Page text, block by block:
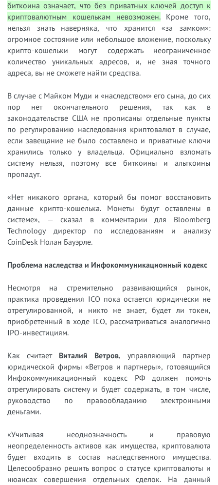
биткоина означает, что без приватных ключей доступ к
криптовалютным кошелькам невозможен.Кроме того,
нельзя знать наверняка, что хранится «за замком»:
огромное состояние или небольшое вложение, поскольку
крипто-кошельки могут содержать неограниченное
количество уникальных адресов, и, не зная точного
адреса, вы не сможете найти средства.
В случае с Майком Муди и «наследством» его сына, до сих
пор нет окончательного решения, так как в
законодательстве США не прописаны отдельные пункты
по регулированию наследования криптовалют в случае,
если завещание не было составлено и приватные ключи
хранились только у владельца. Официально взломать
систему нельзя, поэтому все биткоины и альткоины
пропадут.
«Нет никакого органа, который бы помог восстановить
данные крипто-кошелька. Монеты будут оставлены в
системе», — сказал в комментарии для Bloomberg
Technology директор по исследованиям и анализу
CoinDesk Нолан Бауэрле.
Проблема наследства и Инфокоммуникационный кодекс
Несмотря на стремительно развивающийся рынок,
практика проведения ICO пока остается юридически не
отрегулированной, и никто не знает, будет ли токен,
приобретенный в ходе ICO, рассматриваться аналогично
IPO-инвестициям.
Как считает Виталий Ветров, управляющий партнер
юридической фирмы «Ветров и партнеры», готовящийся
Инфокоммуникационный кодекс РФ должен помочь
отрегулировать систему и будет содержать, в том числе,
руководство по правообладанию электронными
деньгами.
«Учитывая неоднозначность и правовую
неопределенность активов как имущества, криптовалюта
будет входить в состав наследственного имущества.
Целесообразно решить вопрос о статусе криптовалюты и
нюансах совершения отдельных сделок. На данный